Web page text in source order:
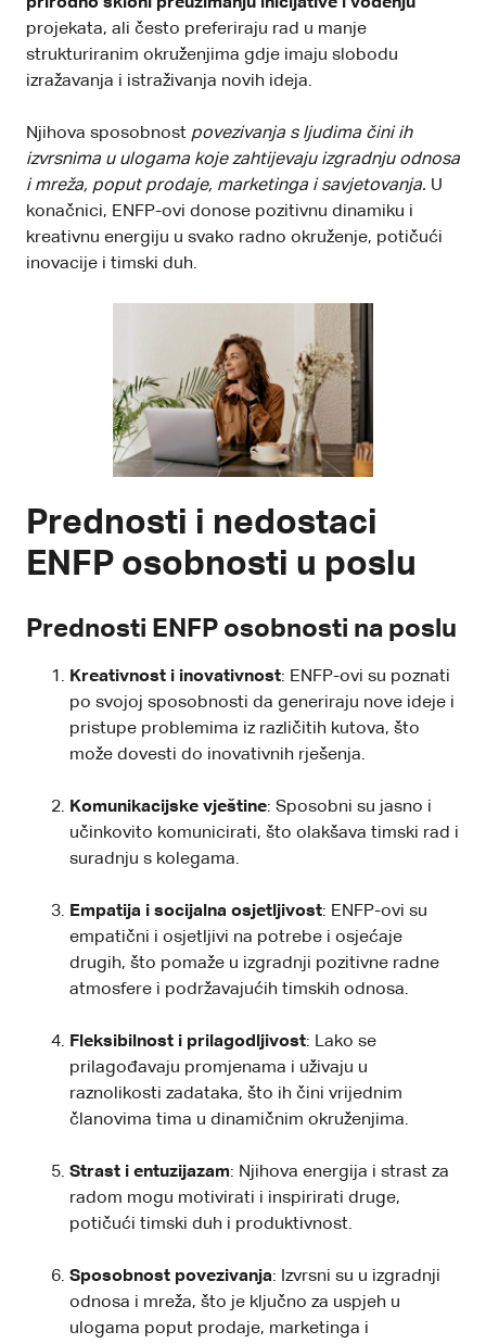
projekata, ali često preferiraju rad u manje
strukturiranim okruženjima gdje imaju slobodu
izražavanja i istraživanja novih ideja.
Njihova sposobnost povezivanja s ljudima čini ih
izvrsnima u ulogama koje zahtijevaju izgradnju odnosa
i mreža, poput prodaje, marketinga i savjetovanja. U
konačnici, ENFP-ovi donose pozitivnu dinamiku i
kreativnu energiju u svako radno okruženje, potičući
inovacije i timski duh.
Prednosti i nedostaci
ENFP osobnosti u poslu
Prednosti ENFP osobnosti na poslu
Kreativnost i inovativnost: ENFP-ovi su poznati
po svojoj sposobnosti da generiraju nove ideje i
pristupe problemima iz različitih kutova, što
može dovesti do inovativnih rješenja.
Komunikacijske vještine: Sposobni su jasno i
učinkovito komunicirati, što olakšava timski rad i
suradnju s kolegama.
Empatija i socijalna osjetljivost: ENFP-ovi su
empatični i osjetljivi na potrebe i osjećaje
drugih, što pomaže u izgradnji pozitivne radne
atmosfere i podržavajućih timskih odnosa.
Fleksibilnost i prilagodljivost: Lako se
prilagođavaju promjenama i uživaju u
raznolikosti zadataka, što ih čini vrijednim
članovima tima u dinamičnim okruženjima.
Strast i entuzijazam: Njihova energija i strast za
radom mogu motivirati i inspirirati druge,
potičući timski duh i produktivnost.
Sposobnost povezivanja: Izvrsni su u izgradnji
odnosa i mreža, što je ključno za uspjeh u
ulogama poput prodaje, marketinga i